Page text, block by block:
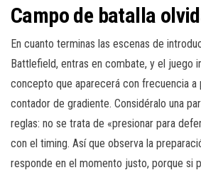
Campo de batalla
En cuanto terminas las escenas de
Battlefield, entras en combate, y el juego
concepto que aparecerá con frecuencia a
contador de gradiente. Considéralo una
reglas: no se trata de «presionar para
con el timing. Así que observa la
responde en el momento justo, porque si